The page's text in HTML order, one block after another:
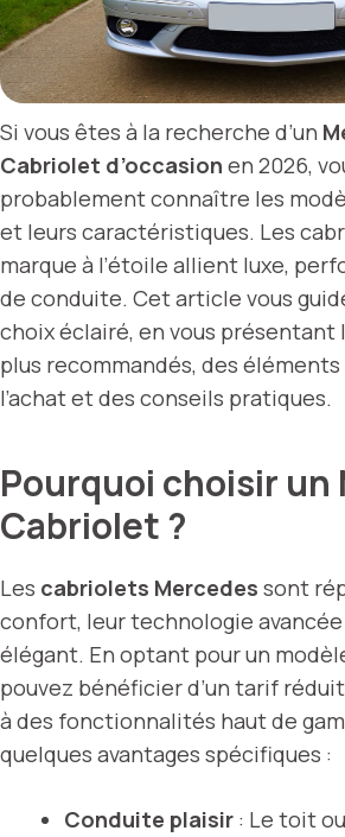
Si vous êtes à la recherche d’un
Cabriolet d’occasion en 2026,
probablement connaître les
et leurs caractéristiques. Les
marque à l’étoile allient luxe,
de conduite. Cet article vous
choix éclairé, en vous présentant
plus recommandés, des
l’achat et des conseils pratiques.
Pourquoi choisir un
Cabriolet ?
Les cabriolets Mercedes sont
confort, leur technologie
élégant. En optant pour un
pouvez bénéficier d’un tarif
à des fonctionnalités haut de
quelques avantages spécifiques :
Conduite plaisir : Le toit